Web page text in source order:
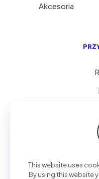
Akcesoria
© 2026 GoVolty.com |
Polityka
This website uses
By using this website